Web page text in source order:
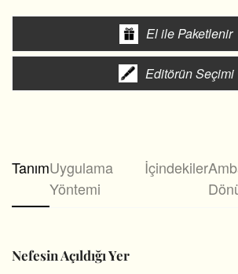
El ile Paketlenir
Editörün Seçimi
TanımUygulama
Yöntemi
İçindekiler
Nefesin Açıldığı Yer